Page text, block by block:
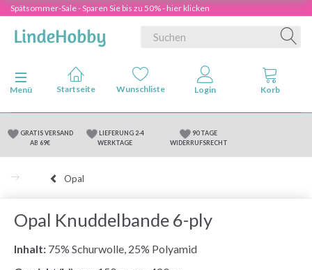
Spätsommer-Sale - Sparen Sie bis zu 50% - hier klicken
Anzeige ändern
Menü
GRATIS VERSAND
AB 69€
LIEFERUNG 2-4
WERKTAGE
90 TAGE
WIDERRUFSRECHT
Opal
Opal Knuddelbande 6-ply
Inhalt: 75% Schurwolle, 25% Polyamid